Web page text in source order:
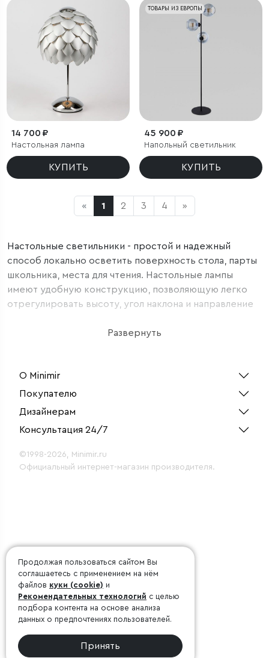
14 700 ₽
Настольная лампа
КУПИТЬ
ТОВАРЫ ИЗ ЕВРОПЫ
45 900 ₽
Напольный светильник
КУПИТЬ
« 1 2 3 4 »
Настольные светильники - простой и надежный
способ локально осветить поверхность стола, парты
школьника, места для чтения. Настольные лампы
имеют удобную конструкцию, позволяющую легко
отрегулировать высоту, угол наклона и направление
Наряду с традиционными моделями в нашем
материалов с применением новейших технологий. В
качестве источника света в них используются
моделей в линейке настольных светильников имеет
сенсорную кнопку включения/выключения для
использовании. Некоторые настольные светильники
Развернуть
О Minimir
Покупателю
Дизайнерам
Консультация 24/7
©1998-2026, Minimir.ru
Официальный интернет-магазин производителя.
Продолжая пользоваться сайтом Вы
соглашаетесь с применением на нём
файлов куки (cookie) и
Рекомендательных технологий с целью
подбора контента на основе анализа
данных о предпочтениях пользователей.
Принять